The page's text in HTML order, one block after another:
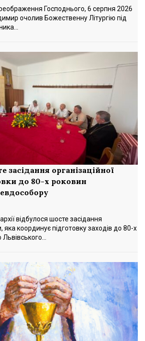
Господнього, 6 серпня 2026
очолив Божественну Літургію під
засідання організаційної
до 80-х роковин
відбулося шосте засідання
яка координує підготовку заходів до 80-х